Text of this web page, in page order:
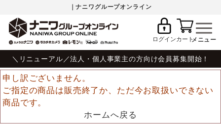
｜ナニワグループオンライン
ログインカート
＼リニューアル／法人・個人事業主の方向け会員募集開始！
申し訳ございません。
ご指定の商品は販売終了か、ただ今お取扱いできない
商品です。
ホームへ戻る